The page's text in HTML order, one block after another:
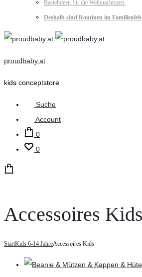
Bastelideen für die Weihnachtszeit.
Deshalb sind Routinen im
proudbaby.at
kids conceptstore
Suche
Account
0
0
Accessoires Kids
StartKids 6-14 JahreAccessoires Kids